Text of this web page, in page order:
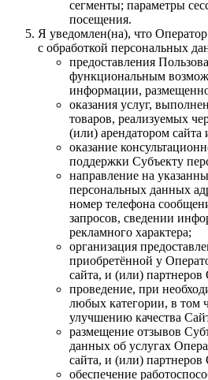
сегменты; параметры
посещения.
Я уведомлен(на), что
с обработкой персональных
предоставления
функциональным
информации,
оказания услуг,
товаров, реализуемых
(или) арендатором
оказание
поддержки Субъекту
направление на
персональных данных
номер телефона
запросов, сведении
рекламного характера;
организация
приобретённой у
сайта, и (или) партнеров
проведение, при
любых категории, в том
улучшению качества
размещение отзывов
данных об услугах
сайта, и (или) партнеров
обеспечение